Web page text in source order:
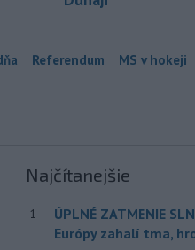
Referendum MS v hokeji
Najčítanejšie
1
ÚPLNÉ ZATMENIE
Európy zahalí tma,